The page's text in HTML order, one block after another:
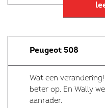
Peugeot 508
Wat een
beter op. En Wally
aanrader.